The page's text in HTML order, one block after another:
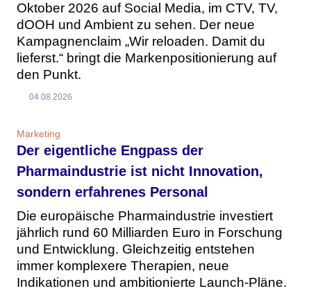
Oktober 2026 auf Social Media, im CTV, TV,
dOOH und Ambient zu sehen. Der neue
Kampagnenclaim „Wir reloaden. Damit du
lieferst.“ bringt die Markenpositionierung auf
den Punkt.
04.08.2026
Marketing
Der eigentliche Engpass der
Pharmaindustrie ist nicht Innovation,
sondern erfahrenes Personal
Die europäische Pharmaindustrie investiert
jährlich rund 60 Milliarden Euro in Forschung
und Entwicklung. Gleichzeitig entstehen
immer komplexere Therapien, neue
Indikationen und ambitionierte Launch-Pläne.